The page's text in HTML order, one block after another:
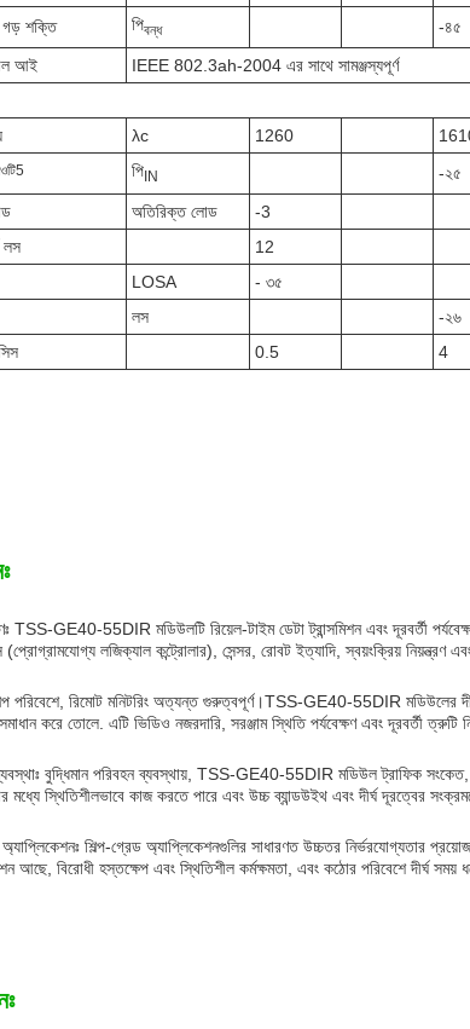
গড় শক্তি
পিবন্ধ -৪৫
আই
IEEE 802.3ah-2004 এর সাথে সামঞ্জস্যপূর্ণ
λc 1260
ওটি5 পিIN -২৫
অতিরিক্ত লোড -3
লস
12
LOSA - ৩৫
লস -২৬
0.5 4
TSS-GE40-55DIR মডিউলটি রিয়েল-টাইম ডেটা ট্রান্সমিশন এবং দূরবর্তী
(প্রোগ্রামযোগ্য লজিক্যাল কন্ট্রোলার), সেন্সর, রোবট ইত্যাদি, স্বয়ংক্রিয় নিয়ন্ত্রণ
পরিবেশে, রিমোট মনিটরিং অত্যন্ত গুরুত্বপূর্ণ।TSS-GE40-55DIR মডিউলের দীর্ঘ
করে তোলে. এটি ভিডিও নজরদারি, সরঞ্জাম স্থিতি পর্যবেক্ষণ এবং দূরবর্তী
বুদ্ধিমান পরিবহন ব্যবস্থায়, TSS-GE40-55DIR মডিউল ট্রাফিক
স্থিতিশীলভাবে কাজ করতে পারে এবং উচ্চ ব্যান্ডউইথ এবং দীর্ঘ দূরত্বের
অ্যাপ্লিকেশনঃ শিল্প-গ্রেড অ্যাপ্লিকেশনগুলির সাধারণত উচ্চতর নির্ভরযোগ্যতার
আছে, বিরোধী হস্তক্ষেপ এবং স্থিতিশীল কর্মক্ষমতা, এবং কঠোর পরিবেশে দীর্ঘ